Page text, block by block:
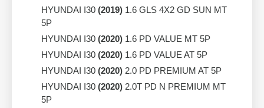
HYUNDAI I30 (2019) 1.6 GLS 4X2 GD SUN MT
5P
HYUNDAI I30 (2020) 1.6 PD VALUE MT 5P
HYUNDAI I30 (2020) 1.6 PD VALUE AT 5P
HYUNDAI I30 (2020) 2.0 PD PREMIUM AT 5P
HYUNDAI I30 (2020) 2.0T PD N PREMIUM MT
5P